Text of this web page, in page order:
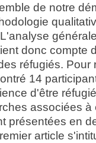
de notre
donc compte
réfugiés. Pour
14
d'être
associées à
présentées en
article